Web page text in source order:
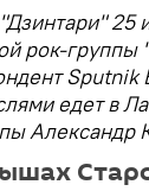
25
рок-
Sputnik
едет в
Александр